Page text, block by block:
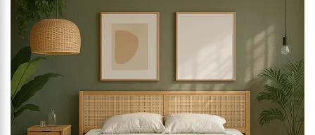
A
N
G
G
I